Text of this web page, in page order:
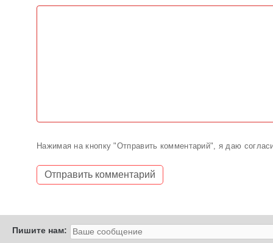
Нажимая на кнопку "Отправить комментарий", я даю
Пишите нам: